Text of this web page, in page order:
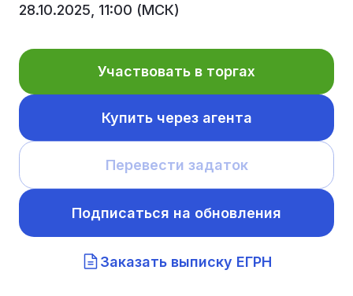
28.10.2025, 11:00 (МСК)
Участвовать в торгах
Купить через агента
Перевести задаток
Подписаться на обновления
Заказать выписку ЕГРН